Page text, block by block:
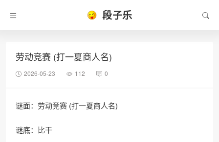
段子乐
劳动竞赛 (打一夏商人名)
2026-05-23 112 0
谜面：劳动竞赛 (打一夏商人名)
谜底：比干